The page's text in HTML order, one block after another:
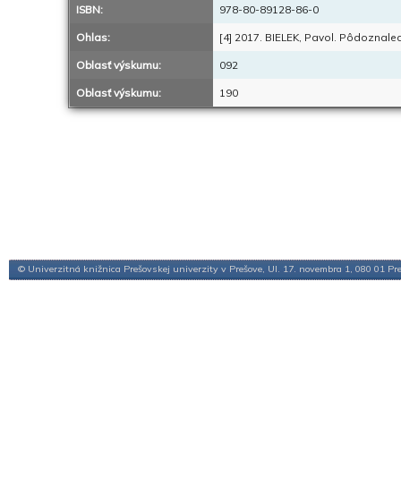
ISBN: 978-80-89128-86-0
Ohlas: [4] 2017. BIELEK, Pavol.
Oblasť výskumu: 092
Oblasť výskumu: 190
© Univerzitná knižnica Prešovskej univerzity v Prešove, Ul. 17. novembra 1, 080 01